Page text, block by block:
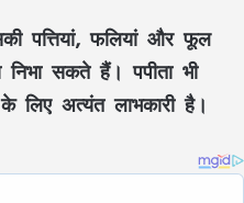
पत्तियां,फलियांऔरफूल
निभा सकते हैं।पपीताभी
अत्यंत लाभकारी है।